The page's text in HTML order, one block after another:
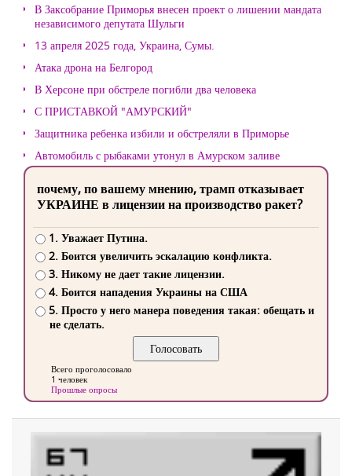
В Заксобрание Приморья внесен проект о лишении мандата
независимого депутата Шульги
13 апреля 2025 года, Украина, Сумы.
Атака дрона на Белгород
В Херсоне при обстреле погибли два человека
С ПРИСТАВКОЙ "АМУРСКИЙ"
Защитника ребенка избили и обстреляли в Приморье
Автомобиль с рыбаками утонул в Амурском заливе
почему, по вашему мнению, трамп отказывает
УКРАИНЕ в лицензии на производство ракет?
1. Уважает Путина.
2. Боится увеличить эскалацию конфликта.
3. Никому не дает такие лицензии.
4. Боится нападения Украины на США
5. Просто у него манера поведения такая: обещать и
не сделать.
Всего проголосовало
1 человек
Прошлые опросы